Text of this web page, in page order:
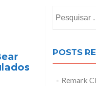
por:
POSTS
Remark